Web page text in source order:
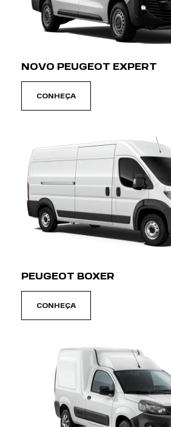
NOVO PEUGEOT EXPERT
CONHEÇA
PEUGEOT BOXER
CONHEÇA